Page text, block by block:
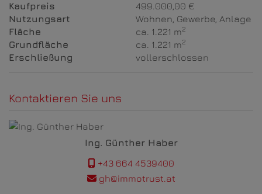
Kaufpreis
499.000,00 €
Nutzungsart
Wohnen Gewerbe Anlage
Fläche
ca. 1.221 m2
Grundfläche ca. 1.221 m2
Erschließung vollerschlossen
Kontaktieren Sie uns
Ing. Günther Haber
+43 664 4539400
gh@immotrust.at